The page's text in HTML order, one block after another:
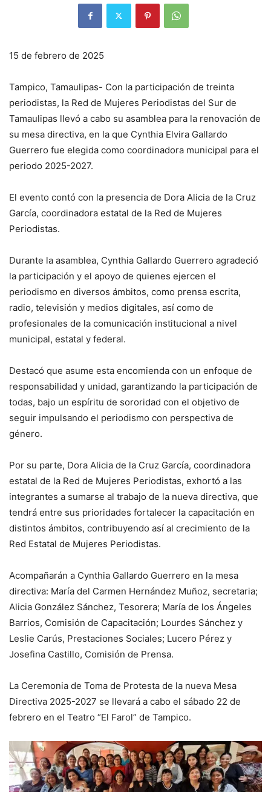
15 de febrero de 2025
Tampico, Tamaulipas- Con la participación de treinta
periodistas, la Red de Mujeres Periodistas del Sur de
Tamaulipas llevó a cabo su asamblea para la renovación de
su mesa directiva, en la que Cynthia Elvira Gallardo
Guerrero fue elegida como coordinadora municipal para el
periodo 2025-2027.
El evento contó con la presencia de Dora Alicia de la Cruz
García, coordinadora estatal de la Red de Mujeres
Periodistas.
Durante la asamblea, Cynthia Gallardo Guerrero agradeció
la participación y el apoyo de quienes ejercen el
periodismo en diversos ámbitos, como prensa escrita,
radio, televisión y medios digitales, así como de
profesionales de la comunicación institucional a nivel
municipal, estatal y federal.
Destacó que asume esta encomienda con un enfoque de
responsabilidad y unidad, garantizando la participación de
todas, bajo un espíritu de sororidad con el objetivo de
seguir impulsando el periodismo con perspectiva de
género.
Por su parte, Dora Alicia de la Cruz García, coordinadora
estatal de la Red de Mujeres Periodistas, exhortó a las
integrantes a sumarse al trabajo de la nueva directiva, que
tendrá entre sus prioridades fortalecer la capacitación en
distintos ámbitos, contribuyendo así al crecimiento de la
Red Estatal de Mujeres Periodistas.
Acompañarán a Cynthia Gallardo Guerrero en la mesa
directiva: María del Carmen Hernández Muñoz, secretaria;
Alicia González Sánchez, Tesorera; María de los Ángeles
Barrios, Comisión de Capacitación; Lourdes Sánchez y
Leslie Carús, Prestaciones Sociales; Lucero Pérez y
Josefina Castillo, Comisión de Prensa.
La Ceremonia de Toma de Protesta de la nueva Mesa
Directiva 2025-2027 se llevará a cabo el sábado 22 de
febrero en el Teatro “El Farol” de Tampico.